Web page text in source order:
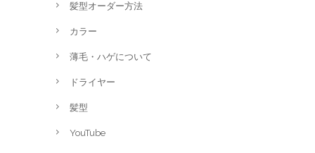
髪型オーダー方法
カラー
薄毛・ハゲについて
ドライヤー
髪型
YouTube